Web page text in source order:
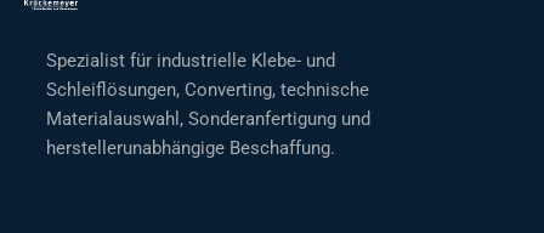
Spezialist für industrielle Klebe- und
Schleiflösungen, Converting, technische
Materialauswahl, Sonderanfertigung und
herstellerunabhängige Beschaffung.